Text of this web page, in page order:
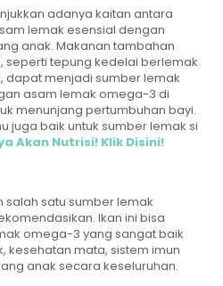
adanya kaitan antara
lemak esensial dengan
anak. Makanan tambahan
tepung kedelai berlemak
dapat menjadi sumber lemak
asam lemak omega-3 di
menunjang pertumbuhan bayi.
juga baik untuk sumber lemak si
Akan Nutrisi! Klik Disini!
satu sumber lemak
Ikan ini bisa
omega-3 yang sangat baik
kesehatan mata, sistem imun
anak secara keseluruhan.